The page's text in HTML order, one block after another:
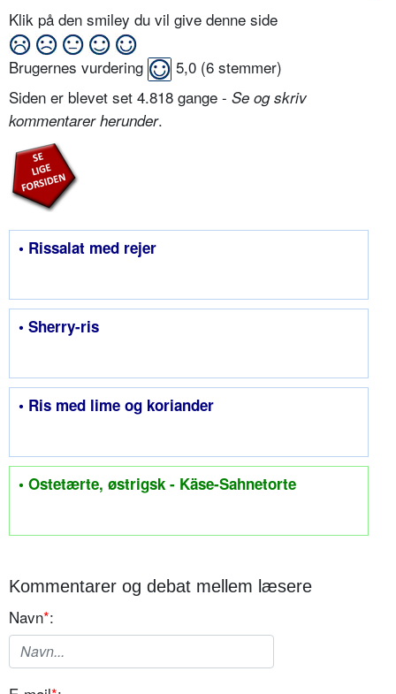
Klik på den smiley du vil give denne side
Brugernes vurdering 5,0 (6 stemmer)
Siden er blevet set 4.818 gange - Se og skriv
kommentarer herunder.
• Rissalat med rejer
• Sherry-ris
• Ris med lime og koriander
• Ostetærte, østrigsk - Käse-Sahnetorte
Kommentarer og debat mellem læsere
Navn*: